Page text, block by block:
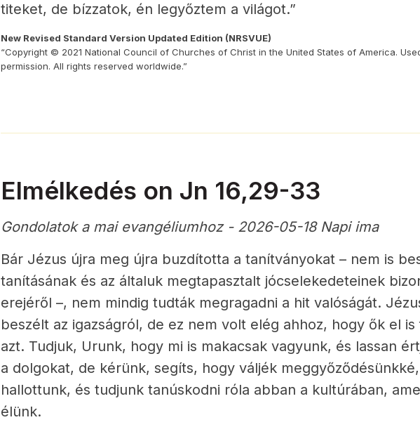
titeket, de bízzatok, én legyőztem a világot.”
New Revised Standard Version Updated Edition (NRSVUE)
“Copyright © 2021 National Council of Churches of Christ in the United States of America.
permission. All rights reserved worldwide.”
Elmélkedés on Jn 16,29-33
Gondolatok a mai evangéliumhoz - 2026-05-18 Napi ima
Bár Jézus újra meg újra buzdította a tanítványokat – nem is
tanításának és az általuk megtapasztalt jócselekedeteinek
erejéről –, nem mindig tudták megragadni a hit valóságát.
beszélt az igazságról, de ez nem volt elég ahhoz, hogy ők el is
azt. Tudjuk, Urunk, hogy mi is makacsak vagyunk, és lassan
a dolgokat, de kérünk, segíts, hogy váljék
hallottunk, és tudjunk tanúskodni róla abban a kultúrában,
élünk.